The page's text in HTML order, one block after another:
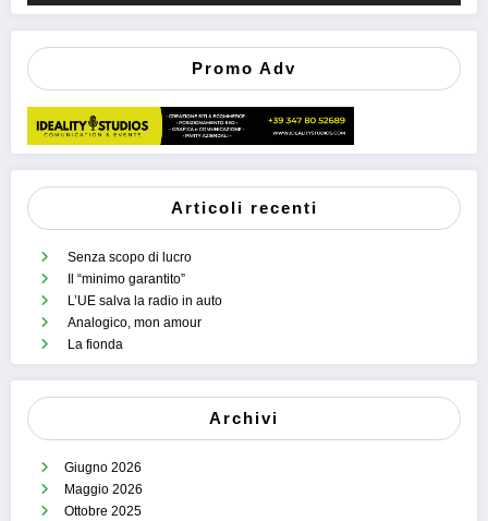
Promo Adv
Articoli recenti
Senza scopo di lucro
Il “minimo garantito”
L’UE salva la radio in auto
Analogico, mon amour
La fionda
Archivi
Giugno 2026
Maggio 2026
Ottobre 2025